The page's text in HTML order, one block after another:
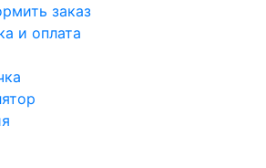
заказ
и оплата